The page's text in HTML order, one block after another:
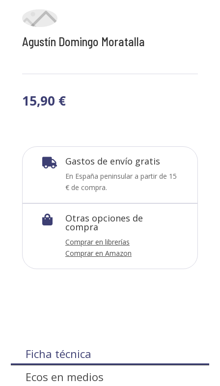
Agustín Domingo Moratalla
15,90 €
 Gastos de envío gratis
En España peninsular a partir de 15
€ de compra.
 Otras opciones de
compra
Comprar en librerías
Comprar en Amazon
Ficha técnica
Ecos en medios